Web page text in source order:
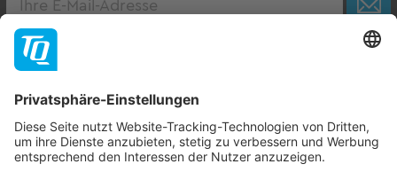
Zur Stellenbörse